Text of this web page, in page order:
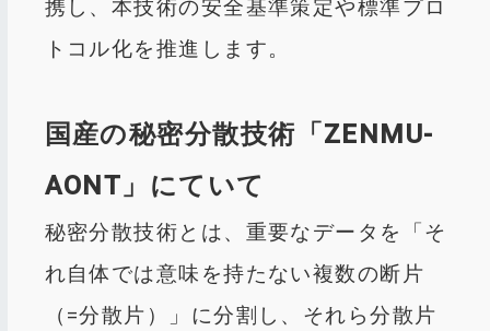
携し、本技術の安全基準策定や標準プロ
トコル化を推進します。
国産の秘密分散技術「ZENMU-
AONT」にていて
秘密分散技術とは、重要なデータを「そ
れ自体では意味を持たない複数の断片
（=分散片）」に分割し、それら分散片